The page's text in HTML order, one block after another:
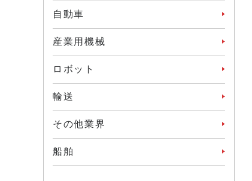
⾃動⾞
産業⽤機械
ロボット
輸送
その他業界
船舶